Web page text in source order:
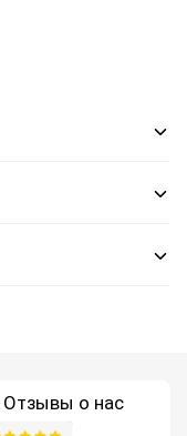
Отзывы о нас